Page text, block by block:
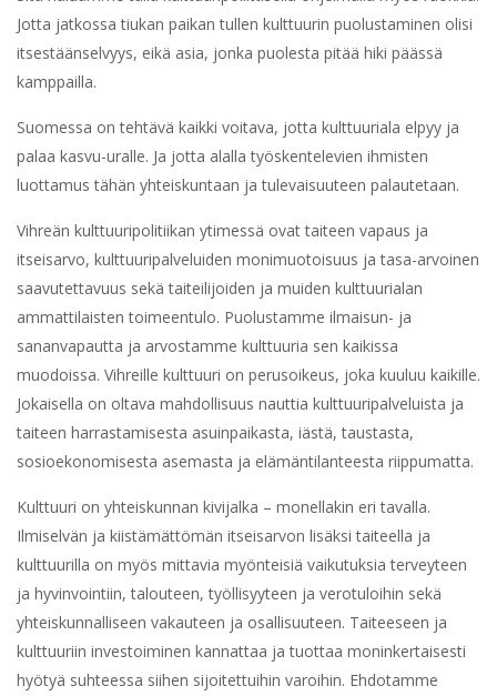
Jotta jatkossa tiukan paikan tullen kulttuurin puolustaminen olisi
itsestäänselvyys, eikä asia, jonka puolesta pitää hiki päässä
kamppailla.
Suomessa on tehtävä kaikki voitava, jotta kulttuuriala elpyy ja
palaa kasvu-uralle. Ja jotta alalla työskentelevien ihmisten
luottamus tähän yhteiskuntaan ja tulevaisuuteen palautetaan.
Vihreän kulttuuripolitiikan ytimessä ovat taiteen vapaus ja
itseisarvo, kulttuuripalveluiden monimuotoisuus ja tasa-arvoinen
saavutettavuus sekä taiteilijoiden ja muiden kulttuurialan
ammattilaisten toimeentulo. Puolustamme ilmaisun- ja
sananvapautta ja arvostamme kulttuuria sen kaikissa
muodoissa. Vihreille kulttuuri on perusoikeus, joka kuuluu kaikille.
Jokaisella on oltava mahdollisuus nauttia kulttuuripalveluista ja
taiteen harrastamisesta asuinpaikasta, iästä, taustasta,
sosioekonomisesta asemasta ja elämäntilanteesta riippumatta.
Kulttuuri on yhteiskunnan kivijalka – monellakin eri tavalla.
Ilmiselvän ja kiistämättömän itseisarvon lisäksi taiteella ja
kulttuurilla on myös mittavia myönteisiä vaikutuksia terveyteen
ja hyvinvointiin, talouteen, työllisyyteen ja verotuloihin sekä
yhteiskunnalliseen vakauteen ja osallisuuteen. Taiteeseen ja
kulttuuriin investoiminen kannattaa ja tuottaa moninkertaisesti
hyötyä suhteessa siihen sijoitettuihin varoihin. Ehdotamme